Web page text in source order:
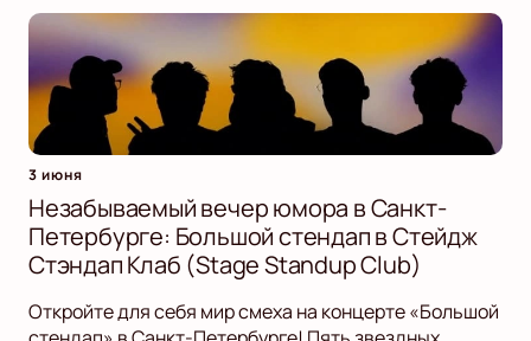
3 июня
Незабываемый вечер юмора в Санкт-
Петербурге: Большой стендап в Стейдж
Стэндап Клаб (Stage Standup Club)
Откройте для себя мир смеха на концерте «Большой